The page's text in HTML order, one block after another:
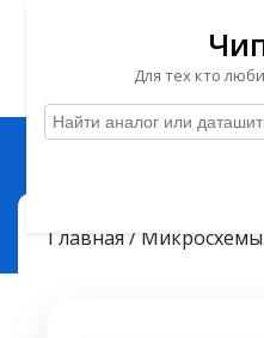
Перейти
содержимому
Для тех кто
ЧипКин> > 74HC245
Главная/ Микросхемы